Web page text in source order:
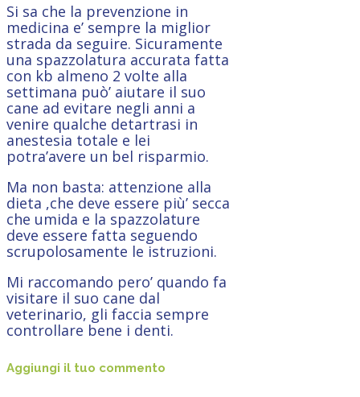
Si sa che la prevenzione in
medicina e’ sempre la miglior
strada da seguire. Sicuramente
una spazzolatura accurata fatta
con kb almeno 2 volte alla
settimana può’ aiutare il suo
cane ad evitare negli anni a
venire qualche detartrasi in
anestesia totale e lei
potra’avere un bel risparmio.
Ma non basta: attenzione alla
dieta ,che deve essere più’ secca
che umida e la spazzolature
deve essere fatta seguendo
scrupolosamente le istruzioni.
Mi raccomando pero’ quando fa
visitare il suo cane dal
veterinario, gli faccia sempre
controllare bene i denti.
Aggiungi il tuo commento